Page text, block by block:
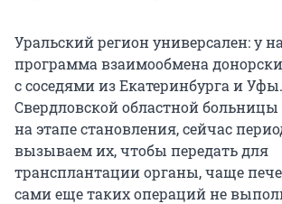
Уральский регион универсален: у
программа взаимообмена
с соседями из Екатеринбурга и
Свердловской областной
на этапе становления, сейчас
вызываем их, чтобы передать для
трансплантации органы, чаще
сами еще таких операций не